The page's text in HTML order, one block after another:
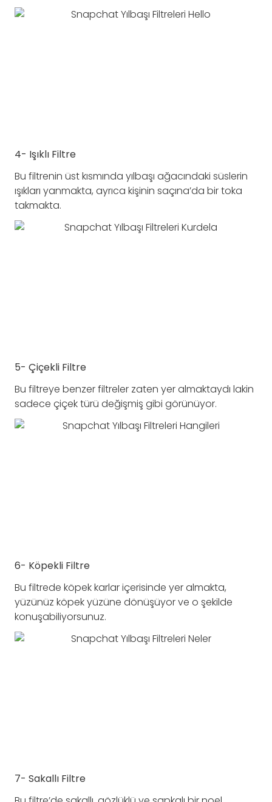
4- Işıklı Filtre
Bu filtrenin üst kısmında yılbaşı ağacındaki süslerin
ışıkları yanmakta, ayrıca kişinin saçına’da bir toka
takmakta.
5- Çiçekli Filtre
Bu filtreye benzer filtreler zaten yer almaktaydı lakin
sadece çiçek türü değişmiş gibi görünüyor.
6- Köpekli Filtre
Bu filtrede köpek karlar içerisinde yer almakta,
yüzünüz köpek yüzüne dönüşüyor ve o şekilde
konuşabiliyorsunuz.
7- Sakallı Filtre